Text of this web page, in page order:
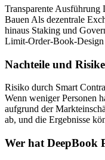
Transparente
Bauen Als dezentrale
hinaus Staking und
Limit-Order-Book-Design
Nachteile und
Risiko durch Smart
Wenn weniger Personen
aufgrund der
ab, und die Ergebnisse
Wer hat DeepBook